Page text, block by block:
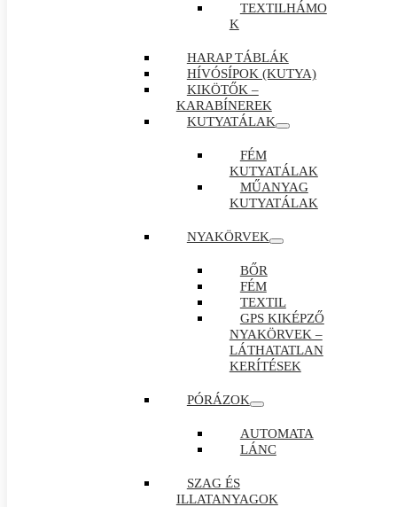
TEXTILHÁMO
K
HARAP TÁBLÁK
HÍVÓSÍPOK (KUTYA)
KIKÖTŐK –
KARABÍNEREK
KUTYATÁLAK
FÉM
KUTYATÁLAK
MŰANYAG
KUTYATÁLAK
NYAKÖRVEK
BŐR
FÉM
TEXTIL
GPS KIKÉPZŐ
NYAKÖRVEK –
LÁTHATATLAN
KERÍTÉSEK
PÓRÁZOK
AUTOMATA
LÁNC
SZAG ÉS
ILLATANYAGOK